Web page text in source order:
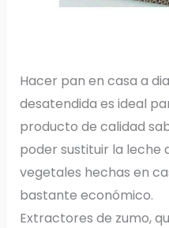
Hacer pan en casa a
desatendida es ideal
producto de calidad
poder sustituir la leche
vegetales hechas en
bastante económico.
Extractores de zumo,